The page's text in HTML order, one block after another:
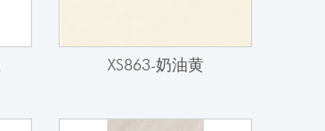
XS863-奶油黄